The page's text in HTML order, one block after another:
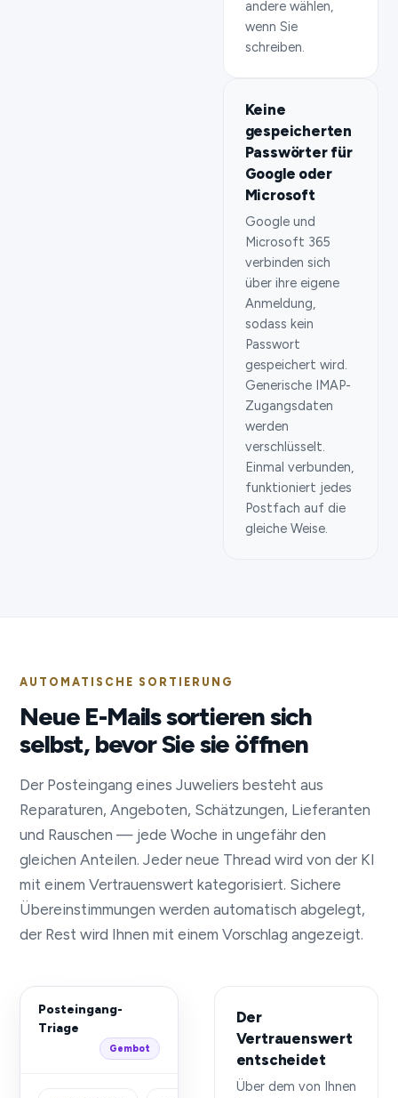
andere wählen,
wenn Sie
schreiben.
Keine
gespeicherten
Passwörter für
Google oder
Microsoft
Google und
Microsoft 365
verbinden sich
über ihre eigene
Anmeldung,
sodass kein
Passwort
gespeichert wird.
Generische IMAP-
Zugangsdaten
werden
verschlüsselt.
Einmal verbunden,
funktioniert jedes
Postfach auf die
gleiche Weise.
AUTOMATISCHE SORTIERUNG
Neue E-Mails sortieren sich
selbst, bevor Sie sie öffnen
Der Posteingang eines Juweliers besteht aus
Reparaturen, Angeboten, Schätzungen, Lieferanten
und Rauschen — jede Woche in ungefähr den
gleichen Anteilen. Jeder neue Thread wird von der KI
mit einem Vertrauenswert kategorisiert. Sichere
Übereinstimmungen werden automatisch abgelegt,
der Rest wird Ihnen mit einem Vorschlag angezeigt.
Posteingang-
Triage
Gembot
Der
Vertrauenswert
entscheidet
Über dem von Ihnen